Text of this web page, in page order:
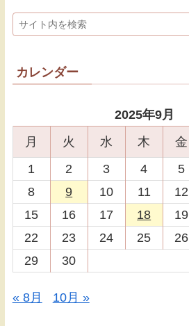
カレンダー
2025年9月
月
火 水 木 金
1
2 3 4 5
8
9 10 11 12
15
16 17 18 19
22
23 24 25 26
29
30
« 8月 10月 »